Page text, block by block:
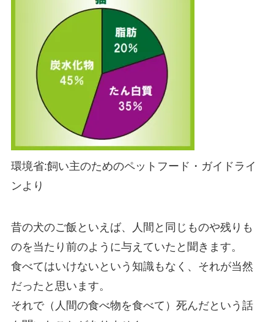
環境省:飼い主のためのペットフード・ガイドライ
ンより
昔の犬のご飯といえば、人間と同じものや残りも
のを当たり前のように与えていたと聞きます。
食べてはいけないという知識もなく、それが当然
だったと思います。
それで（人間の食べ物を食べて）死んだという話